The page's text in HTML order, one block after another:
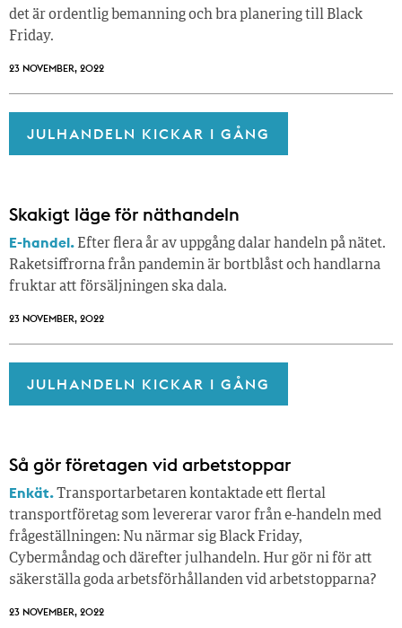
det är ordentlig bemanning och bra planering till Black
Friday.
23 NOVEMBER, 2022
JULHANDELN KICKAR I GÅNG
Skakigt läge för näthandeln
E-handel. Efter flera år av uppgång dalar handeln på nätet.
Raketsiffrorna från pandemin är bortblåst och handlarna
fruktar att försäljningen ska dala.
23 NOVEMBER, 2022
JULHANDELN KICKAR I GÅNG
Så gör företagen vid arbetstoppar
Enkät.Transportarbetaren kontaktade ett flertal
transportföretag som levererar varor från e-handeln med
frågeställningen: Nu närmar sig Black Friday,
Cybermåndag och därefter julhandeln. Hur gör ni för att
säkerställa goda arbetsförhållanden vid arbetstopparna?
23 NOVEMBER, 2022